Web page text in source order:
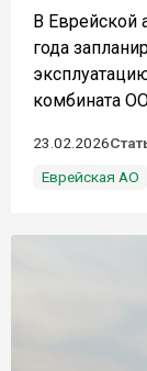
В Еврейской
года
комбината
23.02.2026
Еврейская АО